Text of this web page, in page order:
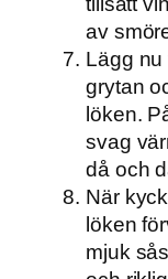
av
Lägg nu
grytan
löken.
svag
då och
När
löken
mjuk